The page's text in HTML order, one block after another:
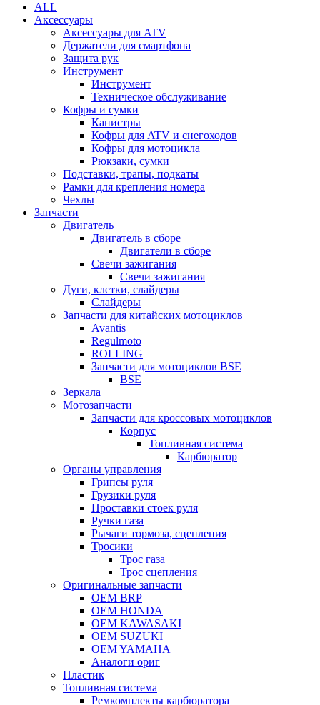
ALL
Аксессуары
Аксессуары для ATV
Держатели для смартфона
Защита рук
Инструмент
Инструмент
Техническое обслуживание
Кофры и сумки
Канистры
Кофры для ATV и снегоходов
Кофры для мотоцикла
Рюкзаки, сумки
Подставки, трапы, подкаты
Рамки для крепления номера
Чехлы
Запчасти
Двигатель
Двигатель в сборе
Двигатели в сборе
Свечи зажигания
Свечи зажигания
Дуги, клетки, слайдеры
Слайдеры
Запчасти для китайских мотоциклов
Avantis
Regulmoto
ROLLING
Запчасти для мотоциклов BSE
BSE
Зеркала
Мотозапчасти
Запчасти для кроссовых мотоциклов
Корпус
Топливная система
Карбюратор
Органы управления
Грипсы руля
Грузики руля
Проставки стоек руля
Ручки газа
Рычаги тормоза, сцепления
Тросики
Трос газа
Трос сцепления
Оригинальные запчасти
OEM BRP
OEM HONDA
OEM KAWASAKI
OEM SUZUKI
OEM YAMAHA
Аналоги ориг
Пластик
Топливная система
Ремкомплекты карбюратора